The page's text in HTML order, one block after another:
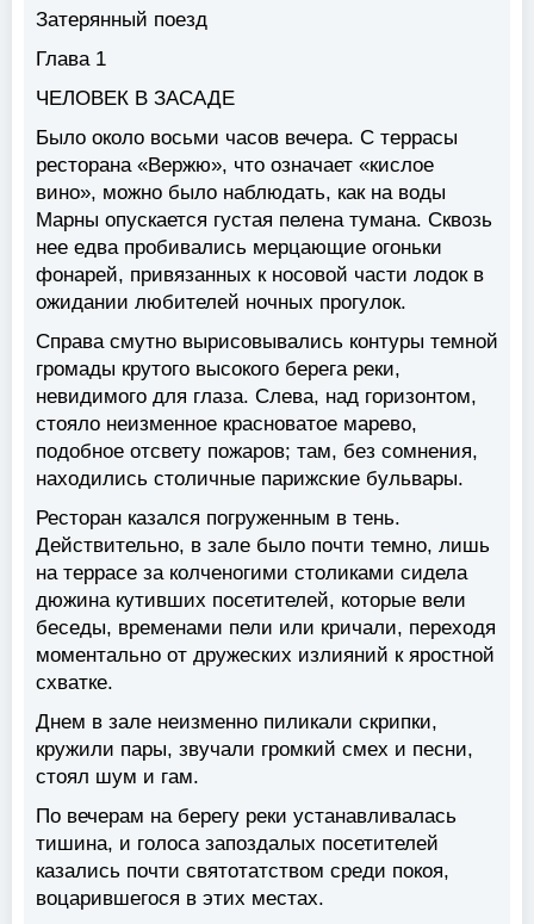
Затерянный поезд
Глава 1
ЧЕЛОВЕК В ЗАСАДЕ
Было около восьми часов вечера. С террасы
ресторана «Вержю», что означает «кислое
вино», можно было наблюдать, как на воды
Марны опускается густая пелена тумана. Сквозь
нее едва пробивались мерцающие огоньки
фонарей, привязанных к носовой части лодок в
ожидании любителей ночных прогулок.
Справа смутно вырисовывались контуры темной
громады крутого высокого берега реки,
невидимого для глаза. Слева, над горизонтом,
стояло неизменное красноватое марево,
подобное отсвету пожаров; там, без сомнения,
находились столичные парижские бульвары.
Ресторан казался погруженным в тень.
Действительно, в зале было почти темно, лишь
на террасе за колченогими столиками сидела
дюжина кутивших посетителей, которые вели
беседы, временами пели или кричали, переходя
моментально от дружеских излияний к яростной
схватке.
Днем в зале неизменно пиликали скрипки,
кружили пары, звучали громкий смех и песни,
стоял шум и гам.
По вечерам на берегу реки устанавливалась
тишина, и голоса запоздалых посетителей
казались почти святотатством среди покоя,
воцарившегося в этих местах.